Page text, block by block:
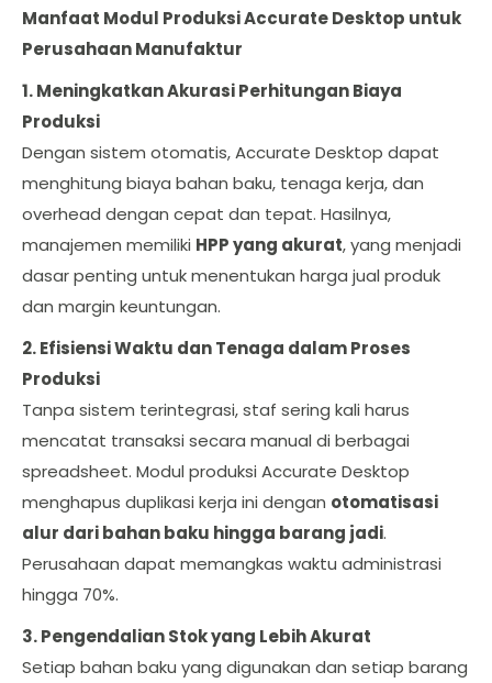
Manfaat Modul Produksi Accurate Desktop untuk
Perusahaan Manufaktur
1. Meningkatkan Akurasi Perhitungan Biaya
Produksi
Dengan sistem otomatis, Accurate Desktop dapat
menghitung biaya bahan baku, tenaga kerja, dan
overhead dengan cepat dan tepat. Hasilnya,
manajemen memiliki HPP yang akurat, yang menjadi
dasar penting untuk menentukan harga jual produk
dan margin keuntungan.
2. Efisiensi Waktu dan Tenaga dalam Proses
Produksi
Tanpa sistem terintegrasi, staf sering kali harus
mencatat transaksi secara manual di berbagai
spreadsheet. Modul produksi Accurate Desktop
menghapus duplikasi kerja ini dengan otomatisasi
alur dari bahan baku hingga barang jadi.
Perusahaan dapat memangkas waktu administrasi
hingga 70%.
3. Pengendalian Stok yang Lebih Akurat
Setiap bahan baku yang digunakan dan setiap barang